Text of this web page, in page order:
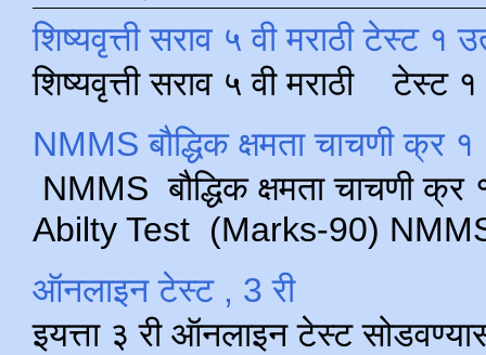
शिष्यवृत्ती सराव ५ वी मराठी टेस्ट १
शिष्यवृत्ती सराव ५ वी मराठी टेस्ट
NMMS बौद्धिक क्षमता चाचणी क्र
NMMS बौद्धिक क्षमता चाचणी
Abilty Test (Marks-90) NMMS
ऑनलाइन टेस्ट , 3 री
इयत्ता ३ री ऑनलाइन टेस्ट